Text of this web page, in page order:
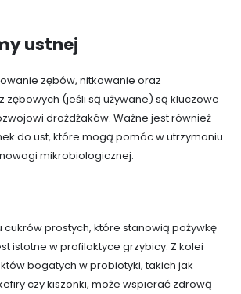
ustnej
zębów, nitkowanie oraz
zębowych (jeśli są używane) są kluczowe
drożdżaków. Ważne jest również
do ust, które mogą pomóc w utrzymaniu
mikrobiologicznej.
cukrów prostych, które stanowią pożywkę
istotne w profilaktyce grzybicy. Z kolei
bogatych w probiotyki, takich jak
czy kiszonki, może wspierać zdrową